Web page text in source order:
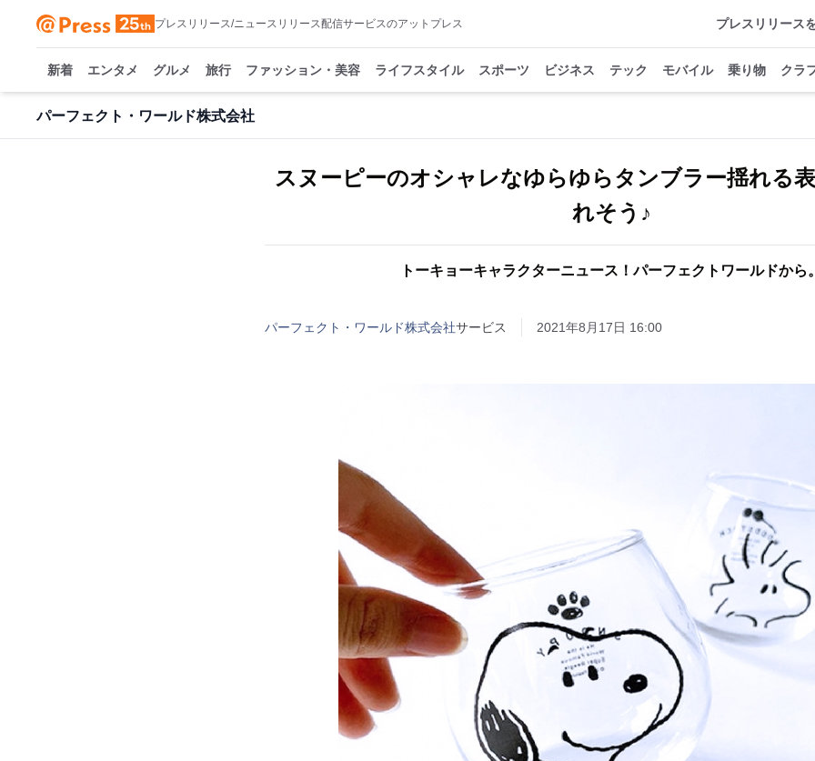
プレスリリース/ニュースリリース配信サービスのアットプレス プレスリリース
新着 エンタメ グルメ 旅行 ファッション・美容 ライフスタイル スポーツ ビジネス テック モバイル 乗り物 クラ
パーフェクト・ワールド株式会社
スヌーピーのオシャレなゆらゆらタンブラー揺れる
れそう♪
トーキョーキャラクターニュース！パーフェクトワールドから
パーフェクト・ワールド株式会社サービス 2021年8月17日 16:00